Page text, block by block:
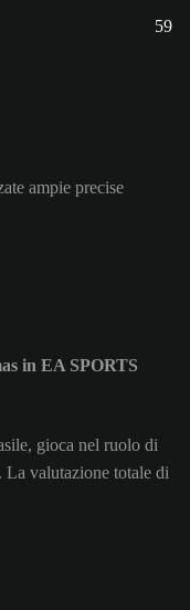
59
ampie precise
in EA SPORTS
gioca nel ruolo di
valutazione totale di